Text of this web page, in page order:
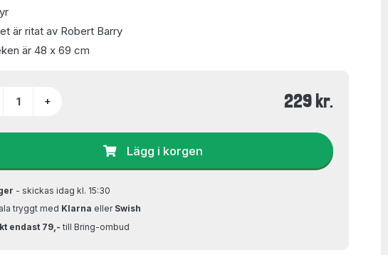
är ritat av Robert Barry
är 48 x 69 cm
+ 229 kr.
Lägg i korgen
- skickas idag kl. 15:30
tryggt med Klarna eller Swish
endast 79,- till Bring-ombud